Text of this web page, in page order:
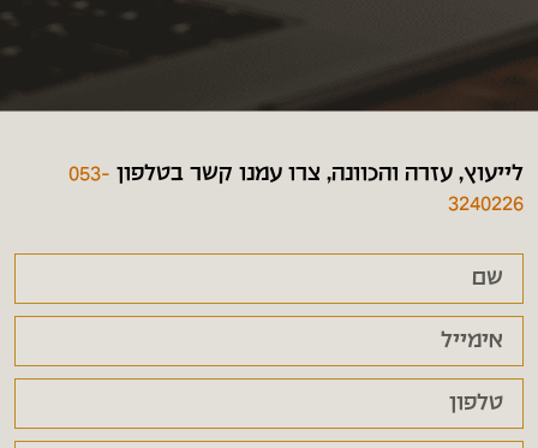
לייעוץ, עזרה והכוונה, צרו עמנו קשר בטלפון 053-
3240226